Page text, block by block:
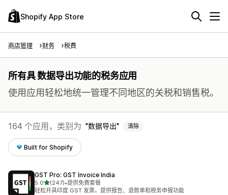
Shopify App Store
商店管理 财务 税费
所有具 数据导出功能的税务应用
使用应用轻松地统一管理不同地区的关税和销售税。
164 个应用，类别为 数据导出 清除
Built for Shopify
GST Pro: GST Invoice India
5.0星（满分 5 星）
(247)
总共 247 条评论
•提供免费套餐
轻松开具印度 GST 发票。提供报告、退款单和税务申报功能